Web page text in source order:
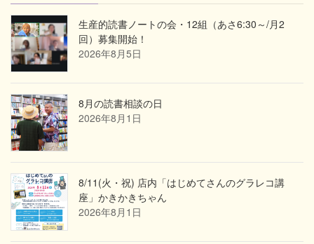
生産的読書ノートの会・12組（あさ6:30～/月2
回）募集開始！
2026年8月5日
8月の読書相談の日
2026年8月1日
8/11(火・祝) 店内「はじめてさんのグラレコ講
座」かきかきちゃん
2026年8月1日